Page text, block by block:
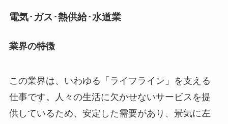
電気･ガス･熱供給･水道業
業界の特徴
この業界は、いわゆる「ライフライン」を支える
仕事です。人々の生活に欠かせないサービスを提
供しているため、安定した需要があり、景気に左